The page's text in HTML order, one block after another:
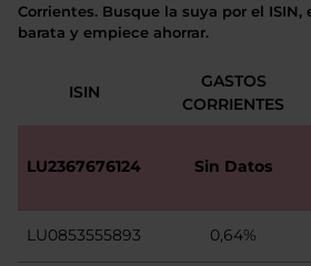
Corrientes. Busque la suya por el ISIN,
barata y empiece ahorrar.
ISIN
GASTOS
CORRIENTES
LU2367676124 Sin Datos
LU0853555893 0,64%